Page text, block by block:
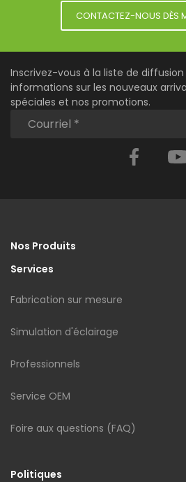
CONTACTEZ-NOUS DÈS
Inscrivez-vous à la liste de
informations sur les nouveaux
spéciales et nos promotions.
Nos Produits
Services
Fabrication sur mesure
Simulation d'éclairage
Professionnels
Service OEM
Foire aux questions (FAQ)
Politiques